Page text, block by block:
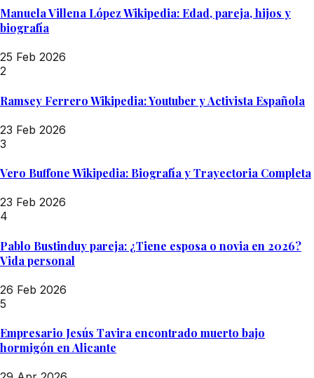
Manuela Villena López Wikipedia: Edad, pareja, hijos y
biografía
25 Feb 2026
2
Ramsey Ferrero Wikipedia: Youtuber y Activista Española
23 Feb 2026
3
Vero Buffone Wikipedia: Biografía y Trayectoria Completa
23 Feb 2026
4
Pablo Bustinduy pareja: ¿Tiene esposa o novia en 2026?
Vida personal
26 Feb 2026
5
Empresario Jesús Tavira encontrado muerto bajo
hormigón en Alicante